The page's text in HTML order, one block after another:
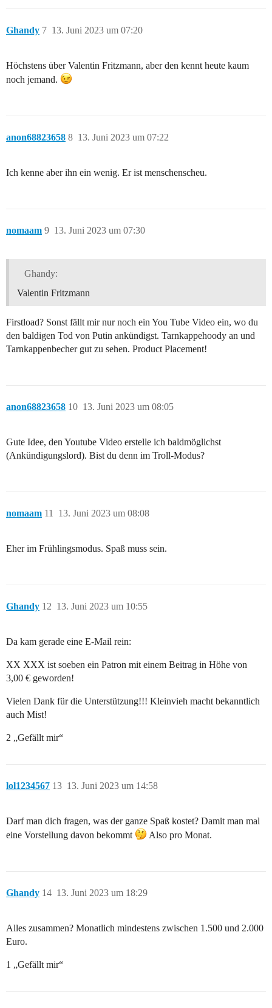
Ghandy 13. Juni 2023 um 07:20
7
Höchstens über Valentin Fritzmann, aber den kennt heute kaum
noch jemand.
anon68823658 13. Juni 2023 um 07:22
8
Ich kenne aber ihn ein wenig. Er ist menschenscheu.
nomaam 13. Juni 2023 um 07:30
9
Ghandy:
Valentin Fritzmann
Firstload? Sonst fällt mir nur noch ein You Tube Video ein, wo du
den baldigen Tod von Putin ankündigst. Tarnkappehoody an und
Tarnkappenbecher gut zu sehen. Product Placement!
anon68823658 13. Juni 2023 um 08:05
10
Gute Idee, den Youtube Video erstelle ich baldmöglichst
(Ankündigungslord). Bist du denn im Troll-Modus?
nomaam 13. Juni 2023 um 08:08
11
Eher im Frühlingsmodus. Spaß muss sein.
Ghandy 13. Juni 2023 um 10:55
12
Da kam gerade eine E-Mail rein:
XX XXX ist soeben ein Patron mit einem Beitrag in Höhe von
3,00 € geworden!
Vielen Dank für die Unterstützung!!! Kleinvieh macht bekanntlich
auch Mist!
2 „Gefällt mir“
lol1234567 13. Juni 2023 um 14:58
13
Darf man dich fragen, was der ganze Spaß kostet? Damit man mal
eine Vorstellung davon bekommt
Also pro Monat.
Ghandy 13. Juni 2023 um 18:29
14
Alles zusammen? Monatlich mindestens zwischen 1.500 und 2.000
Euro.
1 „Gefällt mir“